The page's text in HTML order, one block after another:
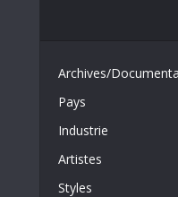
Archives/
Pays
Industrie
Artistes
Styles